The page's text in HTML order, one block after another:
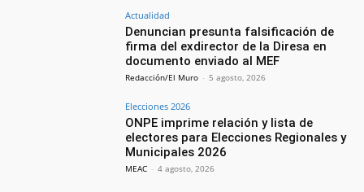
Actualidad
Denuncian presunta falsificación de
firma del exdirector de la Diresa en
documento enviado al MEF
Redacción/El Muro - 5 agosto, 2026
Elecciones 2026
ONPE imprime relación y lista de
electores para Elecciones Regionales y
Municipales 2026
MEAC - 4 agosto, 2026